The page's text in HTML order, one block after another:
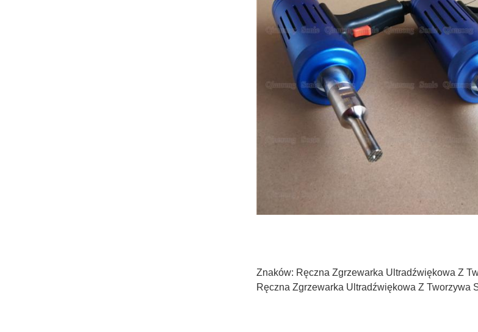
Znaków: Ręczna Zgrzewarka Ultradźwiękowa Z
Ręczna Zgrzewarka Ultradźwiękowa Z Tworzywa